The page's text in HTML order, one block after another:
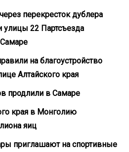
перекресток дублера
22 Партсъезда
на благоустройство
Алтайского края
продлили в Самаре
края в Монголию
яиц
приглашают на спортивные